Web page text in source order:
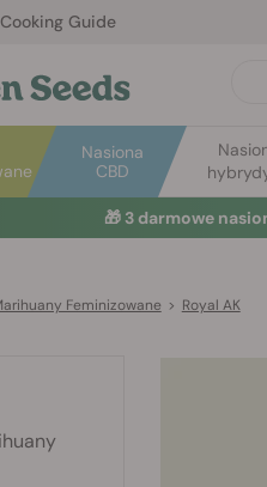
Cooking Guide
Nasiona
CBD
🎁 3 darmowe
Feminizowane > Royal AK